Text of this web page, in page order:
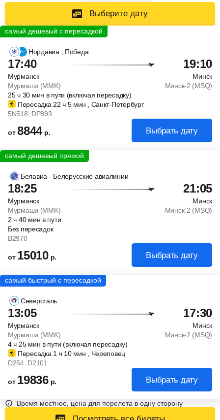
Выберите дату
Нордавиа , Победа
17:40 19:10
Мурманск
Минск
Мурмаши (MMK)
Минск-2 (MSQ)
25ч30 мин в пути (включая пересадку)
Пересадка 22ч 5 мин , Санкт-Петербург
5N518 , DP893
от8844 р. Выбрать дату
Белавиа - Белорусские авиалинии
18:25 21:05
Мурманск
Минск
Мурмаши (MMK)
Минск-2 (MSQ)
2ч 40 мин в пути
Без пересадок
B2970
от 15010 р. Выбрать дату
Северсталь
13:05 17:30
Мурманск
Минск
Мурмаши (MMK)
Минск-2 (MSQ)
4ч 25 мин в пути (включая пересадку)
Пересадка 1 ч10 мин , Череповец
D254, D2101
от 19836 р. Выбрать дату
Время местное, цена для перелета в одну сторону